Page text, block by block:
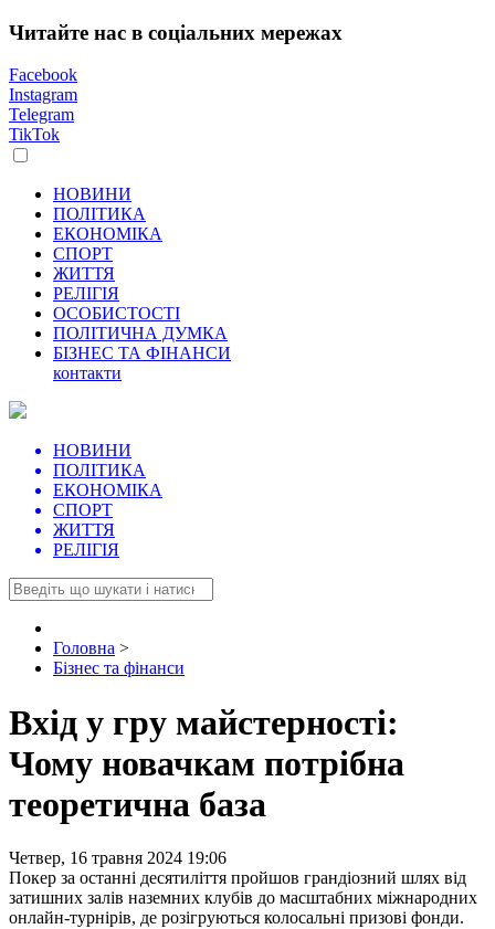
Читайте нас в соціальних мережах
Facebook
Instagram
Telegram
TikTok
НОВИНИ
ПОЛІТИКА
ЕКОНОМІКА
СПОРТ
ЖИТТЯ
РЕЛІГІЯ
ОСОБИСТОСТІ
ПОЛІТИЧНА ДУМКА
БІЗНЕС ТА ФІНАНСИ
контакти
НОВИНИ
ПОЛІТИКА
ЕКОНОМІКА
СПОРТ
ЖИТТЯ
РЕЛІГІЯ
Головна >
Бізнес та фінанси
Вхід у гру майстерності:
Чому новачкам потрібна
теоретична база
Четвер, 16 травня 2024 19:06
Покер за останні десятиліття пройшов грандіозний шлях від
затишних залів наземних клубів до масштабних міжнародних
онлайн-турнірів, де розігруються колосальні призові фонди.